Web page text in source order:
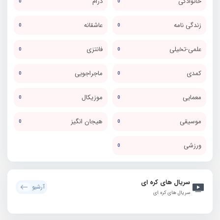
زندگی نامه 0 عاشقانه 0
علمی-تخیلی 0 فانتزی 0
کمدی 0 ماجراجویی 0
معمایی 0 موزیکال 0
موسیقی 0 هیجان انگیز 0
ورزشی 0
سریال های کره ای
سریال های کره ای
آرشیو